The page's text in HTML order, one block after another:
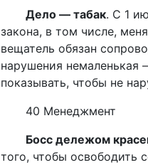
Дело — табак. С 1
закона, в том числе,
вещатель обязан
нарушения
показывать, чтобы не
40 Менеджмент
Босс дележом
того, чтобы освободить